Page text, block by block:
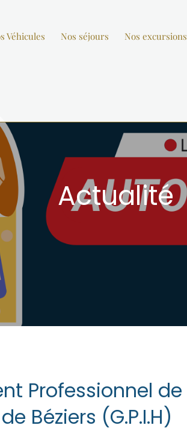
Véhicules Nos séjours Nos excursions
Actualité
Professionnel de
Béziers (G.P.I.H)